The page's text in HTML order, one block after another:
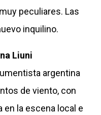
peculiares. Las
inquilino.
Liuni
argentina
de viento, con
en la escena local e